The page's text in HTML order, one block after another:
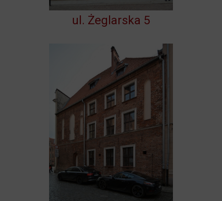
ul. Żeglarska 5